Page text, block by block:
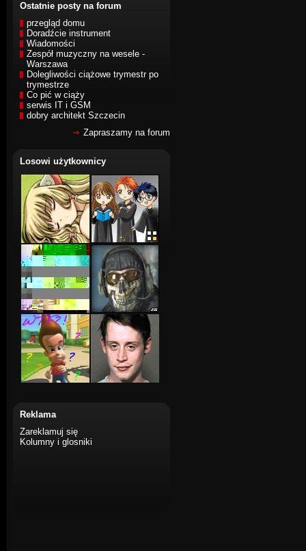
Ostatnie posty na forum
przegląd domu
Doradźcie instrument
Wiadomości
Zespół muzyczny na wesele -
Warszawa
Dolegliwości ciążowe trymestr po
trymestrze
Co pić w ciąży
serwis IT i GSM
dobry architekt Szczecin
Zapraszamy na forum
Losowi użytkownicy
Reklama
Zareklamuj się
Kolumny i glosniki